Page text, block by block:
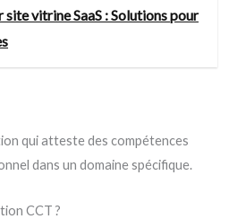
vitrine SaaS : Solutions pour
qui atteste des compétences
dans un domaine spécifique.
CCT ?